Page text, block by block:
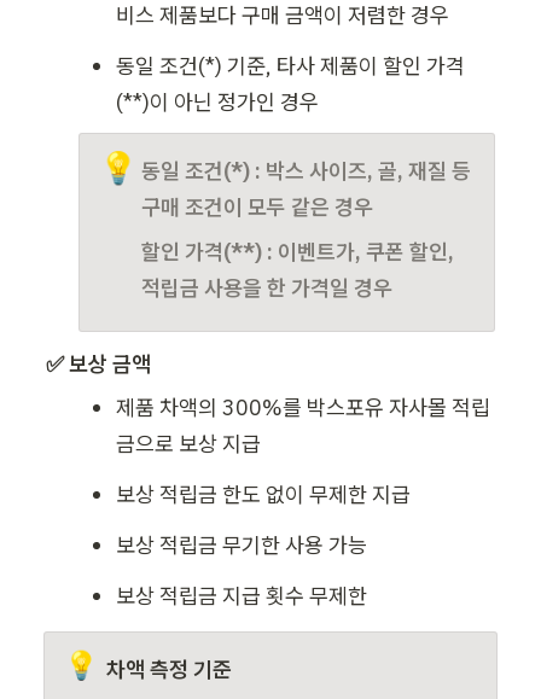
비스 제품보다 구매 금액이 저렴한 경우
동일 조건(*) 기준, 타사 제품이 할인 가격
(**)이 아닌 정가인 경우
💡 동일 조건(*) : 박스 사이즈, 골, 재질 등
구매 조건이 모두 같은 경우
할인 가격(**) : 이벤트가, 쿠폰 할인,
적립금 사용을 한 가격일 경우
✅ 보상 금액
제품 차액의 300%를 박스포유 자사몰 적립
금으로 보상 지급
보상 적립금 한도 없이 무제한 지급
보상 적립금 무기한 사용 가능
보상 적립금 지급 횟수 무제한
💡 차액 측정 기준